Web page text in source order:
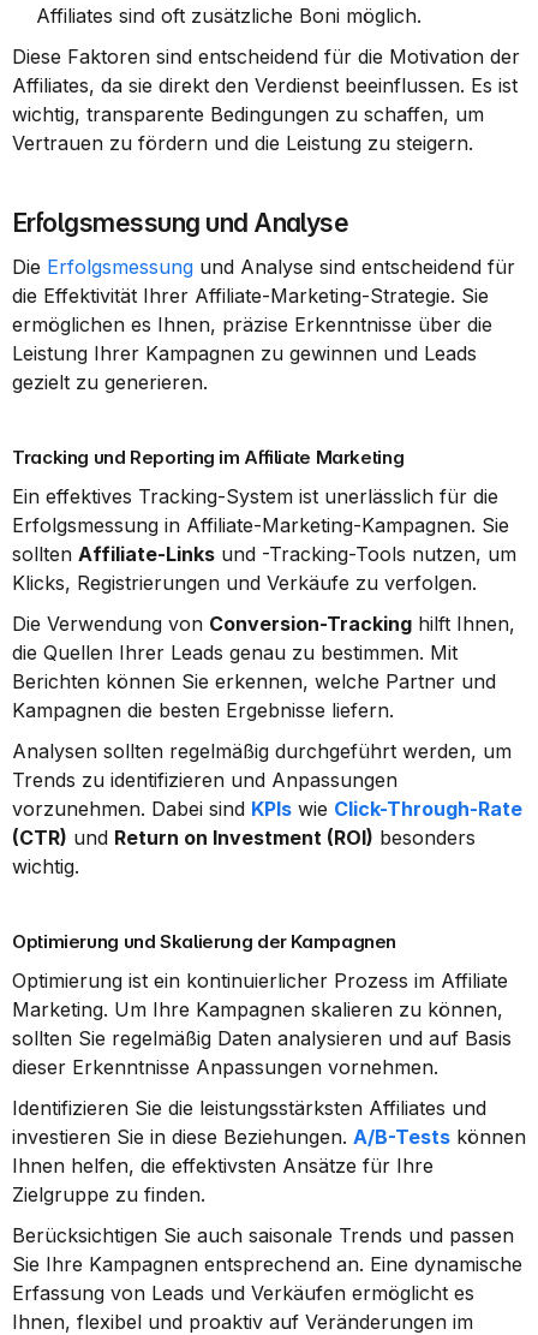
Affiliates sind oft zusätzliche Boni möglich.
Diese Faktoren sind entscheidend für die Motivation der
Affiliates, da sie direkt den Verdienst beeinflussen. Es ist
wichtig, transparente Bedingungen zu schaffen, um
Vertrauen zu fördern und die Leistung zu steigern.
Erfolgsmessung und Analyse
Die Erfolgsmessung und Analyse sind entscheidend für
die Effektivität Ihrer Affiliate-Marketing-Strategie. Sie
ermöglichen es Ihnen, präzise Erkenntnisse über die
Leistung Ihrer Kampagnen zu gewinnen und Leads
gezielt zu generieren.
Tracking und Reporting im Affiliate Marketing
Ein effektives Tracking-System ist unerlässlich für die
Erfolgsmessung in Affiliate-Marketing-Kampagnen. Sie
sollten Affiliate-Links und -Tracking-Tools nutzen, um
Klicks, Registrierungen und Verkäufe zu verfolgen.
Die Verwendung von Conversion-Tracking hilft Ihnen,
die Quellen Ihrer Leads genau zu bestimmen. Mit
Berichten können Sie erkennen, welche Partner und
Kampagnen die besten Ergebnisse liefern.
Analysen sollten regelmäßig durchgeführt werden, um
Trends zu identifizieren und Anpassungen
vorzunehmen. Dabei sind KPIs wie Click-Through-Rate
(CTR) und Return on Investment (ROI) besonders
wichtig.
Optimierung und Skalierung der Kampagnen
Optimierung ist ein kontinuierlicher Prozess im Affiliate
Marketing. Um Ihre Kampagnen skalieren zu können,
sollten Sie regelmäßig Daten analysieren und auf Basis
dieser Erkenntnisse Anpassungen vornehmen.
Identifizieren Sie die leistungsstärksten Affiliates und
investieren Sie in diese Beziehungen. A/B-Tests können
Ihnen helfen, die effektivsten Ansätze für Ihre
Zielgruppe zu finden.
Berücksichtigen Sie auch saisonale Trends und passen
Sie Ihre Kampagnen entsprechend an. Eine dynamische
Erfassung von Leads und Verkäufen ermöglicht es
Ihnen, flexibel und proaktiv auf Veränderungen im